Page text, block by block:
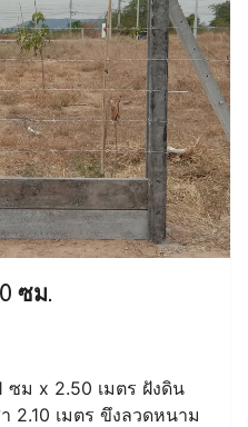
ซม.
ซม x 2.50 เมตร ฝังดิน
2.10 เมตร ขึงลวดหนาม